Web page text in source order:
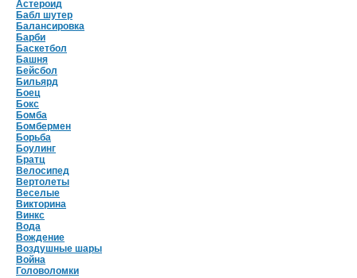
Астероид
Бабл шутер
Балансировка
Барби
Баскетбол
Башня
Бейсбол
Бильярд
Боец
Бокс
Бомба
Бомбермен
Борьба
Боулинг
Братц
Велосипед
Вертолеты
Веселые
Викторина
Винкс
Вода
Вождение
Воздушные шары
Война
Головоломки